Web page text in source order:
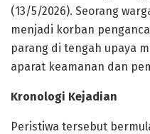
(13/5/2026). Seorang
menjadi korban
parang di tengah upaya
aparat keamanan dan
Kronologi Kejadian
​Peristiwa tersebut